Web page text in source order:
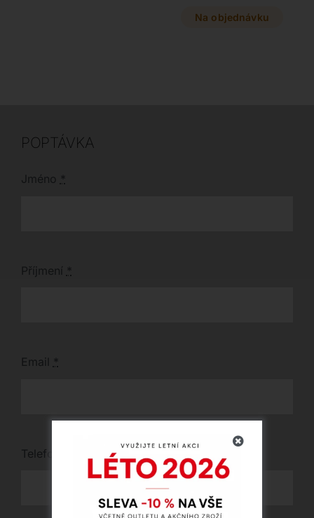
mnoha stylových
Na objednávku
POPTÁVKA
Jméno *
Příjmení *
Email *
Telefon